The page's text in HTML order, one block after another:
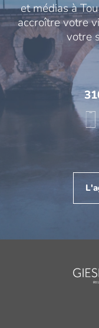
et médias à
accroître votre
votre